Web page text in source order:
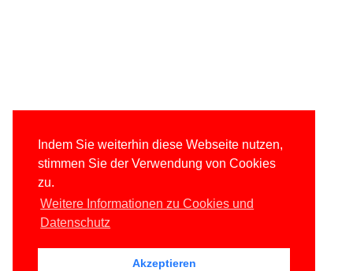
Indem Sie weiterhin diese Webseite nutzen,
stimmen Sie der Verwendung von Cookies
zu.
Weitere Informationen zu Cookies und
Datenschutz
Akzeptieren